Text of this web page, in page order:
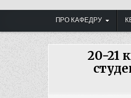
ПРО КАФЕДРУ
20-21